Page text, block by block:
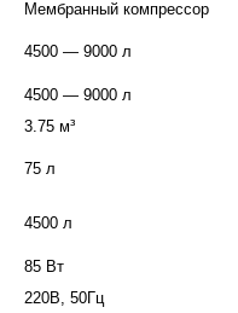
Мембранный компрессор
4500 — 9000 л
4500 — 9000 л
3.75 м³
75 л
4500 л
85 Вт
220В, 50Гц